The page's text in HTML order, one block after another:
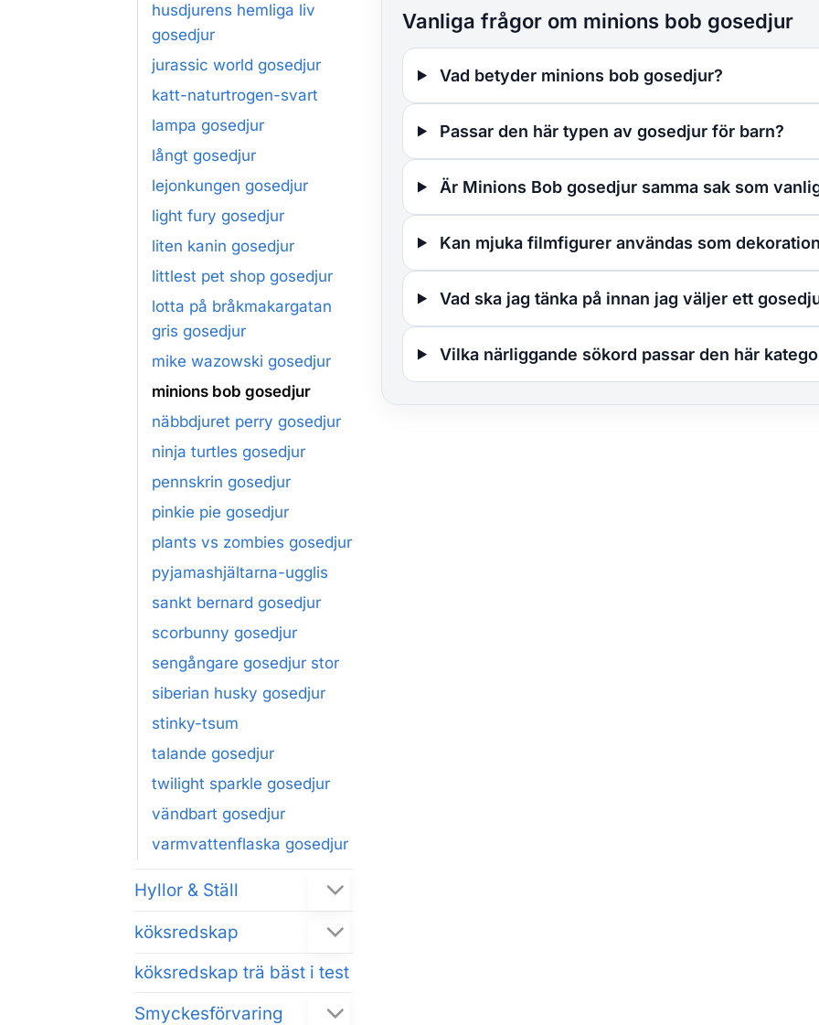
husdjurens hemliga liv
gosedjur
jurassic world gosedjur
katt-naturtrogen-svart
lampa gosedjur
långt gosedjur
lejonkungen gosedjur
light fury gosedjur
liten kanin gosedjur
littlest pet shop gosedjur
lotta på bråkmakargatan
gris gosedjur
mike wazowski gosedjur
minions bob gosedjur
näbbdjuret perry gosedjur
ninja turtles gosedjur
pennskrin gosedjur
pinkie pie gosedjur
plants vs zombies gosedjur
pyjamashjältarna-ugglis
sankt bernard gosedjur
scorbunny gosedjur
sengångare gosedjur stor
siberian husky gosedjur
stinky-tsum
talande gosedjur
twilight sparkle gosedjur
vändbart gosedjur
varmvattenflaska gosedjur
Hyllor & Ställ
köksredskap
köksredskap trä bäst i test
Smyckesförvaring
Vanliga frågor om minions bob gosedjur
Vad betyder minions bob gosedjur?
Passar den här typen av gosedjur för barn?
Är Minions Bob gosedjur samma sak som
Kan mjuka filmfigurer användas som
Vad ska jag tänka på innan jag väljer ett
Vilka närliggande sökord passar den här